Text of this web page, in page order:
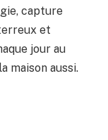
capture
et
jour au
maison aussi.